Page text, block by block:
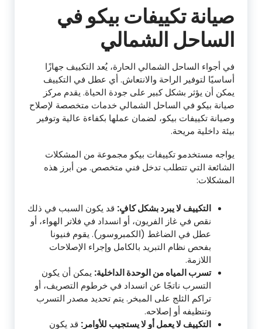
صيانة تكييفات بيكو في
الساحل الشمالي
في أجواء الساحل الشمالي الحارة، يُعد التكييف جهازًا
أساسيًا لتوفير الراحة والانتعاش. أي عطل في التكييف
يمكن أن يؤثر بشكل كبير على جودة الحياة. يقدم مركز
صيانة بيكو في الساحل الشمالي خدمات متخصصة لإصلاح
وصيانة تكييفات بيكو، لضمان عملها بكفاءة عالية وتوفير
بيئة داخلية مريحة.
يواجه مستخدمو تكييفات بيكو مجموعة من المشكلات
الشائعة التي تتطلب تدخل فني متخصص. من أبرز هذه
المشكلات:
التكييف لا يبرد بشكل كافٍ: قد يكون السبب في ذلك
نقص في غاز الفريون، أو انسداد في فلاتر الهواء، أو
عطل في الضاغط (الكمبروسور). يقوم فنيونا
بفحص نظام التبريد بالكامل وإجراء الإصلاحات
اللازمة.
تسرب المياه من الوحدة الداخلية: يمكن أن يكون
التسرب ناتجًا عن انسداد في خرطوم التصريف، أو
تراكم الثلج على المبخر. يتم تحديد مصدر التسرب
وتنظيفه أو إصلاحه.
التكييف لا يعمل أو لا يستجيب للأوامر: قد يكون